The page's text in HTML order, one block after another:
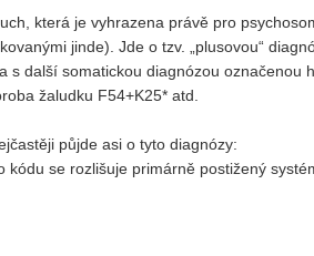
která je vyhrazena právě pro
jinde). Jde o tzv. „plusovou“
další somatickou diagnózou označenou
žaludku F54+K25* atd.
půjde asi o tyto diagnózy:
se rozlišuje primárně postižený